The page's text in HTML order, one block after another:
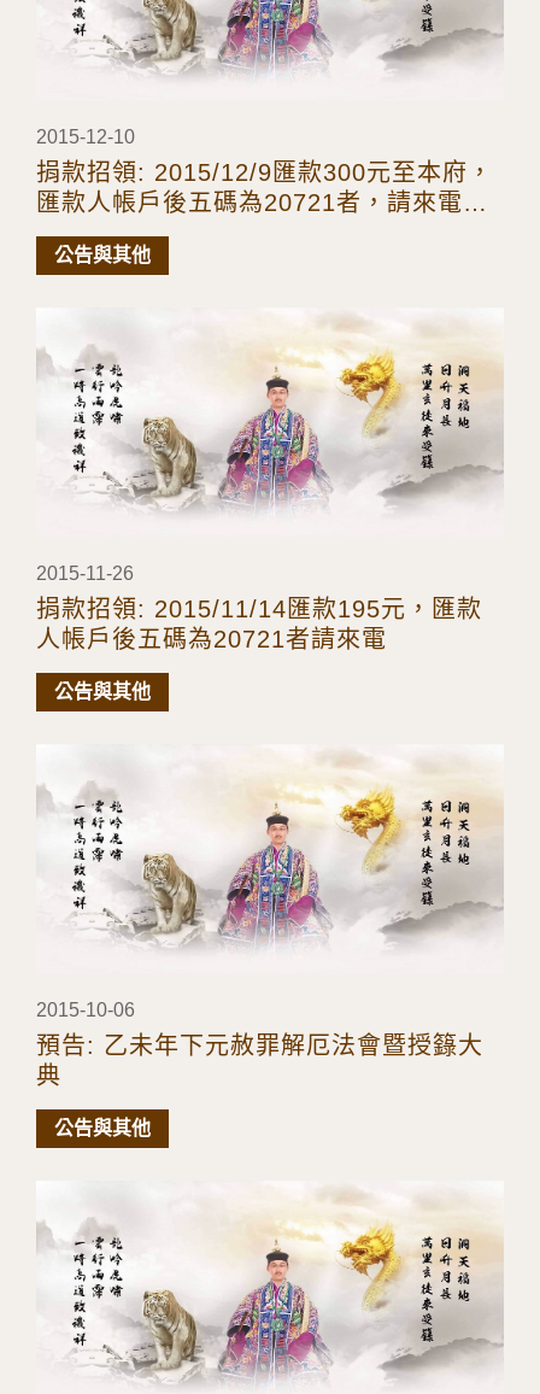
2015-12-10
捐款招領: 2015/12/9匯款300元至本府，
匯款人帳戶後五碼為20721者，請來電告
知!
公告與其他
2015-11-26
捐款招領: 2015/11/14匯款195元，匯款
人帳戶後五碼為20721者請來電
公告與其他
2015-10-06
預告: 乙未年下元赦罪解厄法會暨授籙大
典
公告與其他